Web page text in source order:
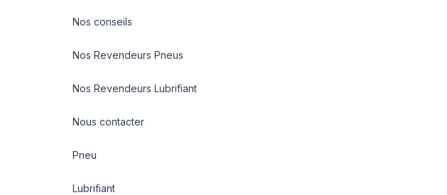
Nos conseils
Nos Revendeurs Pneus
Nos Revendeurs Lubrifiant
Nous contacter
Pneu
Lubrifiant